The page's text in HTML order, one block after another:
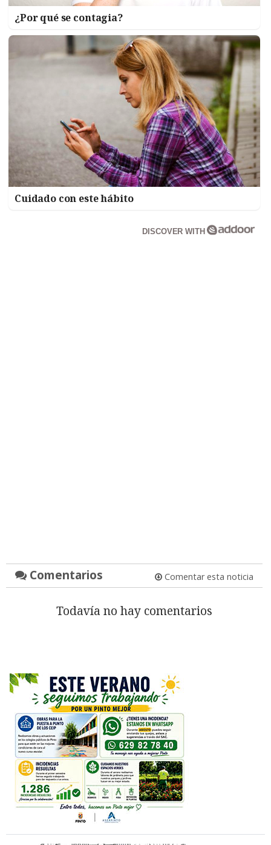
¿Por qué se contagia?
Cuidado con este hábito
DISCOVER WITH
Comentarios Comentar esta noticia
Todavía no hay comentarios